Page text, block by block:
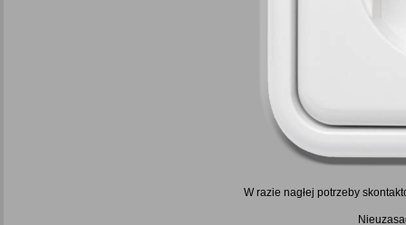
W razie nagłej potrzeby